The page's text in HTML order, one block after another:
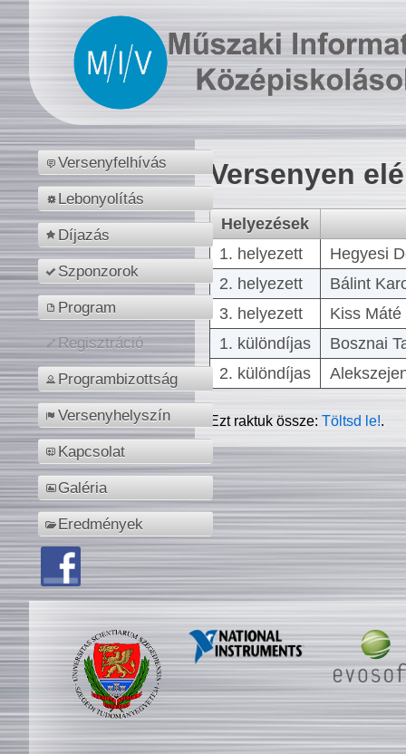
Versenyfelhívás
Lebonyolítás
Díjazás
Szponzorok
Program
Regisztráció
Programbizottság
Versenyhelyszín
Kapcsolat
Galéria
Eredmények
Versenyen
Helyezések
1. helyezett
Hegyesi
2. helyezett
Bálint
3. helyezett
Kiss
1. különdíjas
Bosznai
2. különdíjas
Ezt raktuk össze:Töltsd le!.